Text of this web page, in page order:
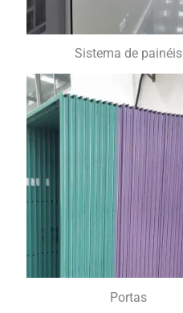
Sistema de painéis
Portas